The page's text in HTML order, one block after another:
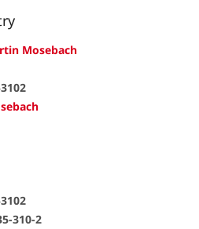
Mosebach
310-2